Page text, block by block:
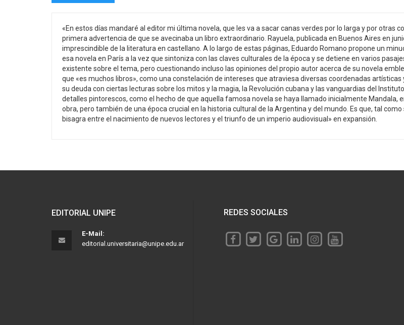
«En estos días mandaré al editor mi última novela, que les va a sacar canas verdes por lo larga y por otras
primera advertencia de que se avecinaba un libro extraordinario. Rayuela, publicada en Buenos Aires en
imprescindible de la literatura en castellano. A lo largo de estas páginas, Eduardo Romano propone un
esa novela en París a la vez que sintoniza con las claves culturales de la época y se detiene en varios
existente sobre el tema, pero cuestionando incluso las opiniones del propio autor acerca de su novela
que «es muchos libros», como una constelación de intereses que atraviesa diversas coordenadas
su deuda con ciertas lecturas sobre los mitos y la magia, la Revolución cubana y las vanguardias del
detalles pintorescos, como el hecho de que aquella famosa novela se haya llamado inicialmente Mandala,
obra, pero también de una época crucial en la historia cultural de la Argentina y del mundo. Es que, tal
bisagra entre el nacimiento de nuevos lectores y el triunfo de un imperio audiovisual» en expansión.
EDITORIAL UNIPE
E-Mail:
editorial.universitaria@unipe.edu.ar
REDES SOCIALES